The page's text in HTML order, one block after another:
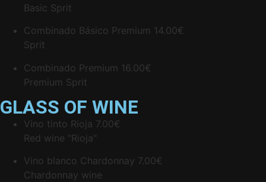
Basic Sprit
Combinado Básico Premium 14.00€
Sprit
Combinado Premium 16.00€
Premium Sprit
GLASS OF WINE
Vino tinto Rioja 7.00€
Red wine "Rioja"
Vino blanco Chardonnay 7.00€
Chardonnay wine